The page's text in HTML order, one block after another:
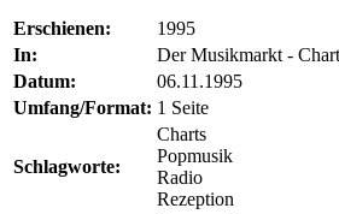
Erschienen:
1995
In:
Der Musikmarkt -
Datum:
06.11.1995
Umfang/Format: 1 Seite
Schlagworte:
Charts
Popmusik
Radio
Rezeption